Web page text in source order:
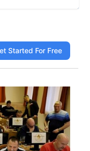
A
ÉS
BE AZ